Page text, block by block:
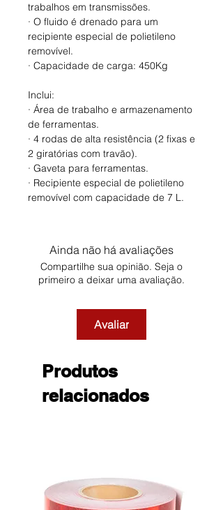
trabalhos em transmissões.
· O fluido é drenado para um
recipiente especial de polietileno
removível.
· Capacidade de carga: 450Kg
Inclui:
· Área de trabalho e armazenamento
de ferramentas.
· 4 rodas de alta resistência (2 fixas e
2 giratórias com travão).
· Gaveta para ferramentas.
· Recipiente especial de polietileno
removível com capacidade de 7 L.
Ainda não há avaliações
Compartilhe sua opinião. Seja o
primeiro a deixar uma avaliação.
Avaliar
Produtos
relacionados